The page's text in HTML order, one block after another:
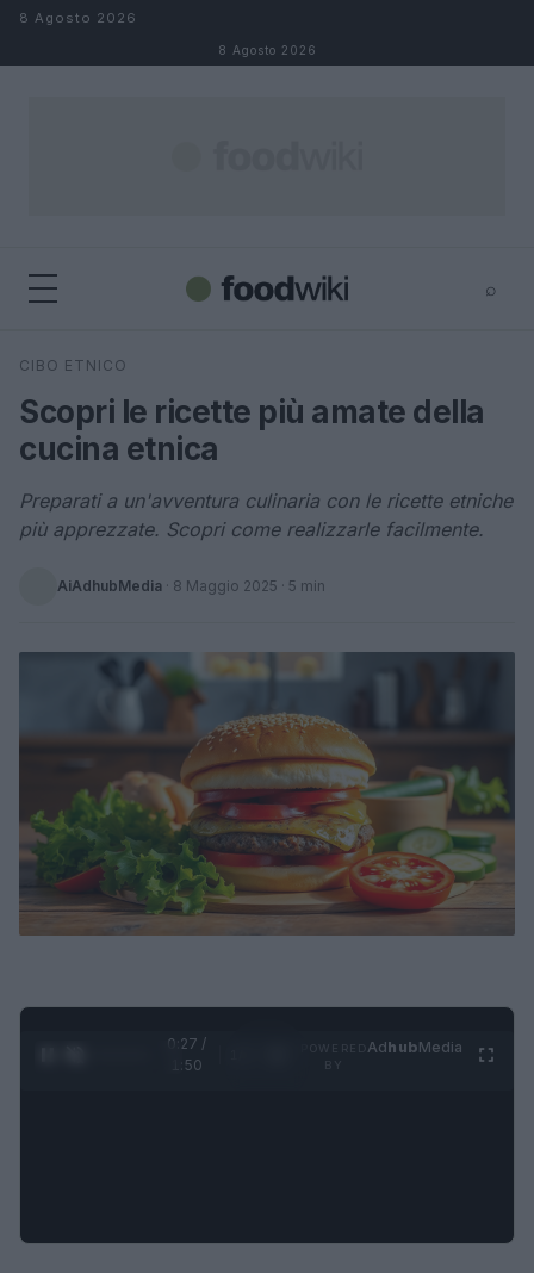
Salta al contenuto
8 Agosto 2026
8 Agosto 2026
⌕
Cerca
CIBO ETNICO
Scopri le ricette più amate della
cucina etnica
Preparati a un'avventura culinaria con le ricette etniche
più apprezzate. Scopri come realizzarle facilmente.
AiAdhubMedia · 8 Maggio 2025 · 5 min
0:28 /
1:50
AdhubMedia